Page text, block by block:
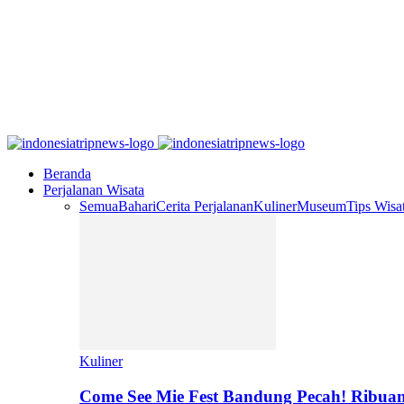
Beranda
Perjalanan Wisata
SemuaBahariCerita PerjalananKulinerMuseumTips
Kuliner
Come See Mie Fest Bandung Pecah!